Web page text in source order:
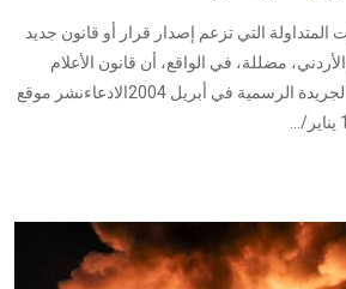
التي تزعم إصدار قرار أو قانون جديد
مضللة، في الواقع، أن قانون الأعلام
الأردنية، قد أُقر ونُشر في الجريدة الرسمية في أبريل 2004الادعاءنشر موقع